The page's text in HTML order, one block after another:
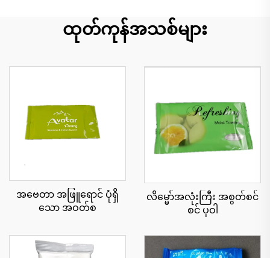
ထုတ်ကုန်အသစ်များ
အဗေတာ အဖြူရောင် ပုံရှိ
သော အဝတ်စ
လိမ္မော်အလုံးကြီး အစွတ်စင်
စင် ပုဝါ